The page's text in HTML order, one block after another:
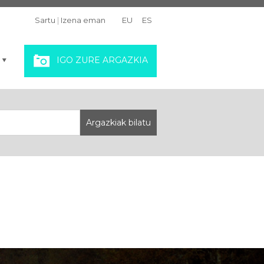
Sartu | Izena eman EU ES
IGO ZURE ARGAZKIA